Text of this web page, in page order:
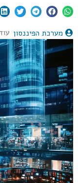
מערכת הפיננסון עודכן